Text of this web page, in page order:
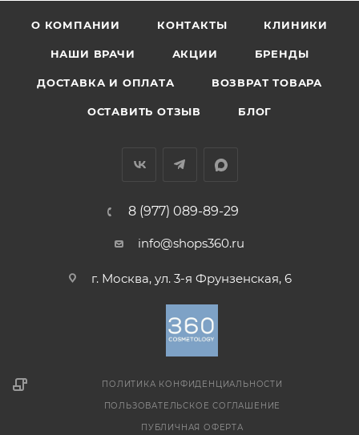
О КОМПАНИИ КОНТАКТЫ КЛИНИКИ
НАШИ ВРАЧИ АКЦИИ БРЕНДЫ
ДОСТАВКА И ОПЛАТА ВОЗВРАТ ТОВАРА
ОСТАВИТЬ ОТЗЫВ БЛОГ
8 (977) 089-89-29
info@shops360.ru
г. Москва, ул. 3-я Фрунзенская, 6
ПОЛИТИКА КОНФИДЕНЦИАЛЬНОСТИ
ПОЛЬЗОВАТЕЛЬСКОЕ СОГЛАШЕНИЕ
ПУБЛИЧНАЯ ОФЕРТА